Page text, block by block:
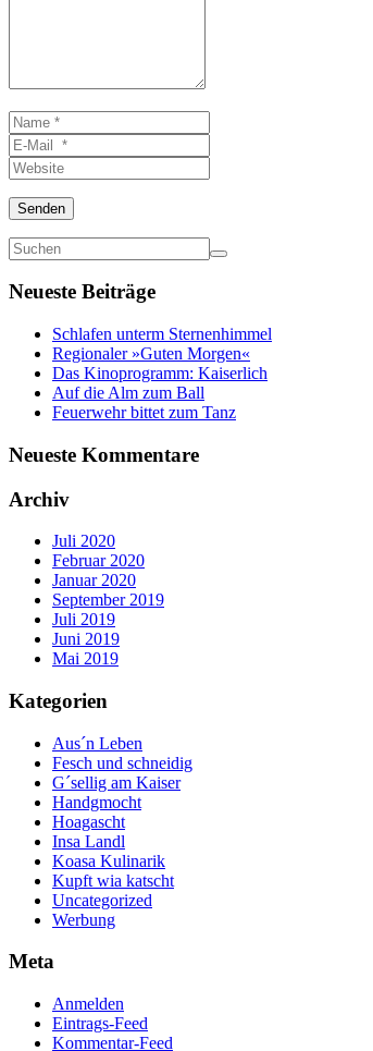
Name
*E-
Mail
*
Website
Senden
Neueste Beiträge
Schlafen unterm Sternenhimmel
Regionaler »Guten Morgen«
Das Kinoprogramm: Kaiserlich
Auf die Alm zum Ball
Feuerwehr bittet zum Tanz
Neueste Kommentare
Archiv
Juli 2020
Februar 2020
Januar 2020
September 2019
Juli 2019
Juni 2019
Mai 2019
Kategorien
Aus´n Leben
Fesch und schneidig
G´sellig am Kaiser
Handgmocht
Hoagascht
Insa Landl
Koasa Kulinarik
Kupft wia katscht
Uncategorized
Werbung
Meta
Anmelden
Eintrags-Feed
Kommentar-Feed